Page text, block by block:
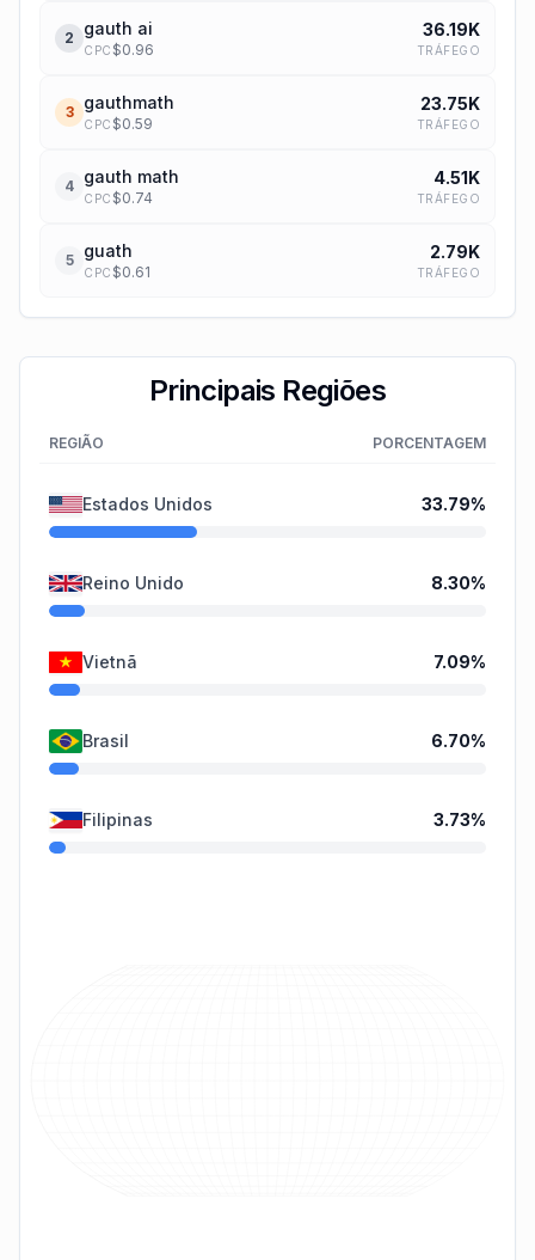
2 gauth ai
CPC $0.96
36.19K
TRÁFEGO
3 gauthmath
CPC $0.59
23.75K
TRÁFEGO
4 gauth math
CPC $0.74
4.51K
TRÁFEGO
5 guath
CPC $0.61
2.79K
TRÁFEGO
Principais Regiões
REGIÃO PORCENTAGEM
Estados Unidos 33.79%
Reino Unido 8.30%
Vietnã 7.09%
Brasil 6.70%
Filipinas 3.73%